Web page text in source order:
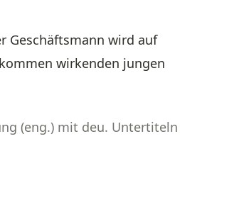
Geschäftsmann wird auf
wirkenden jungen
(eng.) mit deu. Untertiteln